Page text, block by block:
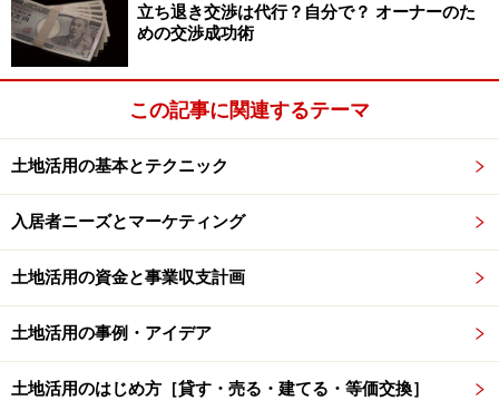
て人気となった北海道のニセコ地区で、商業地は58.8％
も上昇しています。背景として、インバウンド増加によ
る、店舗需要の高まりが考えられます。
しかし、地域環境の変化や、需給関係の改善により地価
が上昇に転じている地点がある一方で、同じ北海道内で
は、7％以上下落している地域もあります。地価の二極
化が鮮明に表れており、新聞に踊る27年ぶりの上昇のニ
立ち退き交渉は代行？自分で？ オーナーのた
めの交渉成功術
この記事に関連するテーマ
土地活用の基本とテクニック
入居者ニーズとマーケティング
土地活用の資金と事業収支計画
土地活用の事例・アイデア
土地活用のはじめ方［貸す・売る・建てる・等価交換］